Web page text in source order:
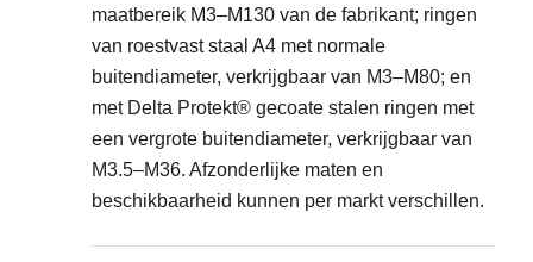
maatbereik M3–M130 van de fabrikant; ringen
van roestvast staal A4 met normale
buitendiameter, verkrijgbaar van M3–M80; en
met Delta Protekt® gecoate stalen ringen met
een vergrote buitendiameter, verkrijgbaar van
M3.5–M36. Afzonderlijke maten en
beschikbaarheid kunnen per markt verschillen.